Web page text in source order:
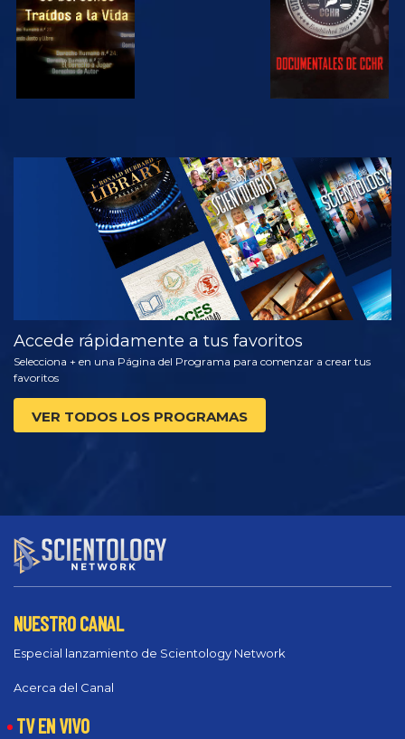
VE
EXPLORA LAS
SERIES
Accede rápidamente a tus favoritos
Selecciona + en una Página del Programa para comenzar a crear tus
favoritos
VER TODOS LOS PROGRAMAS
NUESTRO CANAL
Especial lanzamiento de Scientology Network
Acerca del Canal
TV EN VIVO